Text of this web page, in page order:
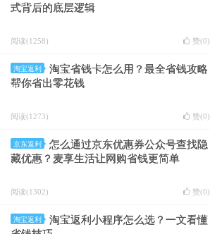
式背后的底层逻辑
阅读(1258) 赞(0)
淘宝返利
淘宝省钱卡怎么用？最全省钱攻略
帮你省出零花钱
阅读(1273) 赞(0)
京东返利
怎么通过京东优惠券公众号查找隐
藏优惠？麦享生活让网购省钱更简单
阅读(1302) 赞(0)
淘宝返利
淘宝返利小程序怎么选？一文看懂